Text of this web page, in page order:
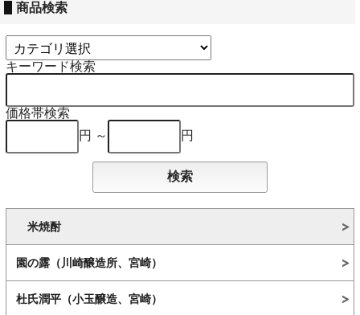
商品検索
キーワード検索
価格帯検索
円 ～
円
米焼酎
園の露（川崎醸造所、宮崎）
杜氏潤平（小玉醸造、宮崎）